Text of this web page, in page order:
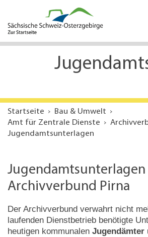
Hauptinhalt
Service
Startseite
Bau & Umwelt
Amt für Zentrale Dienste
Jugendamtsunterlagen
Jugendamtsunterlagen
Archivverbund Pirna
Der Archivverbund verwahrt nicht
laufenden Dienstbetrieb benötigte
heutigen kommunalen Jugendämter